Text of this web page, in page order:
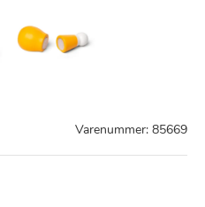
Varenummer: 85669